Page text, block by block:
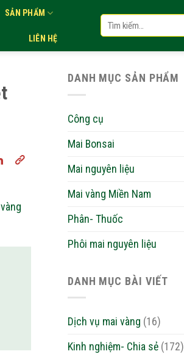
SẢN PHẨM
LIÊN HỆ
Tìm
kiếm:
DANH MỤC SẢN PHẨM
Công cụ
Mai Bonsai
Mai nguyên liệu
Mai vàng Miền Nam
Phân- Thuốc
Phôi mai nguyên liệu
DANH MỤC BÀI VIẾT
Dịch vụ mai vàng (16)
Kinh nghiệm- Chia sẻ (172)